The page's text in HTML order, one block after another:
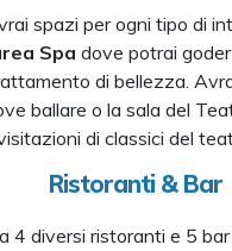
spazi per ogni tipo di
Spa dove potrai
di bellezza.
ballare o la sala del
di classici del
Ristoranti & Bar
4 diversi ristoranti e 5